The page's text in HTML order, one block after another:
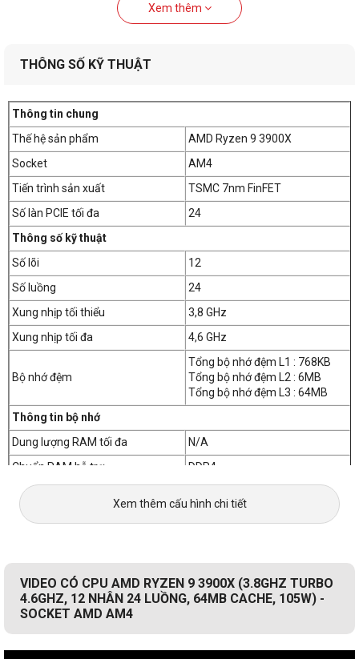
Xem thêm
THÔNG SỐ KỸ THUẬT
Thông tin chung
Thế hệ sản phẩm
AMD Ryzen 9 3900X
Socket
AM4
Tiến trình sản xuất
TSMC 7nm FinFET
Số làn PCIE tối đa
24
Thông số kỹ thuật
Số lõi
12
Số luồng
24
Xung nhịp tối thiểu
3,8 GHz
Xung nhịp tối đa
4,6 GHz
Bộ nhớ đệm
Tổng bộ nhớ đệm L1 : 768KB
Tổng bộ nhớ đệm L2 : 6MB
Tổng bộ nhớ đệm L3 : 64MB
Thông tin bộ nhớ
Dung lượng RAM tối đa
N/A
Chuẩn RAM hỗ trợ
DDR4
Hỗ Trợ RAM ECC
Số kênh RAM hỗ trợ
TDP
105W
Đồ họa
Đồ họa tích hợp
Xem thêm cấu hình chi tiết
VIDEO CÓ CPU AMD RYZEN 9 3900X (3.8GHZ TURBO
4.6GHZ, 12 NHÂN 24 LUỒNG, 64MB CACHE, 105W) -
SOCKET AMD AM4